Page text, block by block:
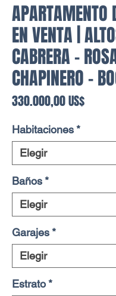
APARTAMENTO
EN VENTA |
CABRERA -
CHAPINERO -
330.000,00 US$Precio
Habitaciones*
Baños*
Garajes*
Estrato*